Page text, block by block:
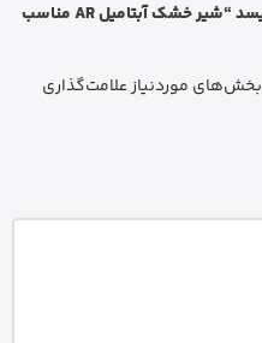
اولین کسی باشید که دیدگاهی می نویسد “شیر خشک آبتامیل AR مناسب
بخش‌های موردنیاز علامت‌گذاری